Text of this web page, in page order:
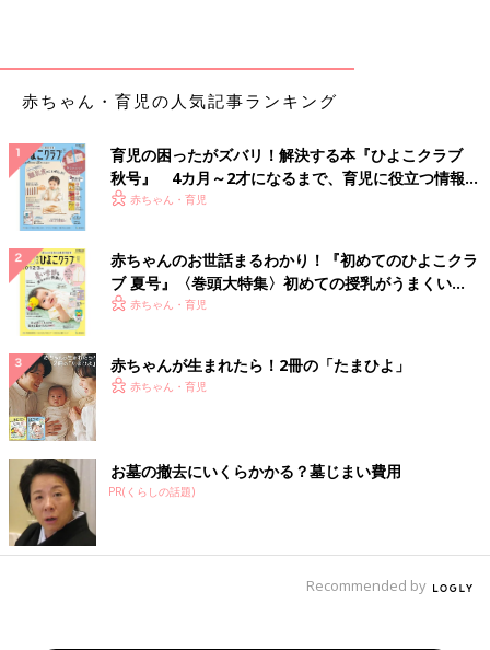
赤ちゃん・育児の人気記事ランキング
育児の困ったがズバリ！解決する本『ひよこクラブ
秋号』 4カ月～2才になるまで、育児に役立つ情報が
いっぱい！
赤ちゃん・育児
赤ちゃんのお世話まるわかり！『初めてのひよこクラ
ブ 夏号』〈巻頭大特集〉初めての授乳がうまくい
く！ おっぱい・ミルクの基本と夏のトラブル 解決テ
赤ちゃん・育児
赤ちゃんが生まれたら！2冊の「たまひよ」
赤ちゃん・育児
お墓の撤去にいくらかかる？墓じまい費用
PR(くらしの話題)
Recommended by